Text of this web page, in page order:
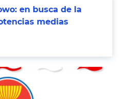
en busca de la
medias